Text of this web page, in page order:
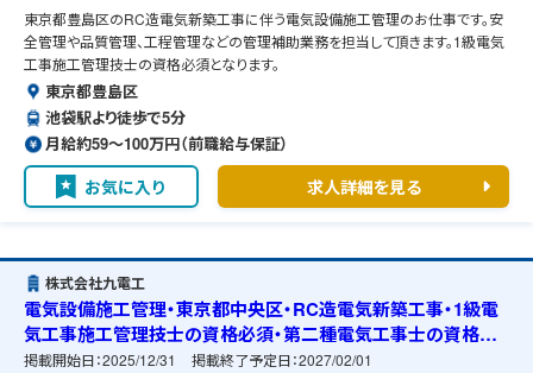
東京都豊島区のRC造電気新築工事に伴う電気設備施工管理のお仕事です。安
全管理や品質管理、工程管理などの管理補助業務を担当して頂きます。1級電気
工事施工管理技士の資格必須となります。
東京都豊島区
池袋駅より徒歩で5分
月給約59〜100万円（前職給与保証）
お気に入り 求人詳細を見る
株式会社九電工
電気設備施工管理・東京都中央区・RC造電気新築工事・1級電
気工事施工管理技士の資格必須・第二種電気工事士の資格必
須・宿舎の準備可能
掲載開始日：2025/12/31 掲載終了予定日：2027/02/01